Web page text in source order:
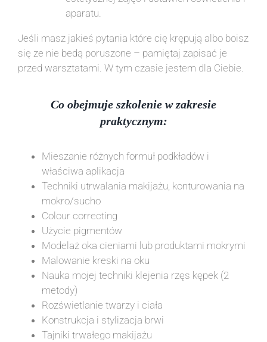
aparatu.
Jeśli masz jakieś pytania które cię krępują albo boisz
się ze nie bedą poruszone – pamiętaj zapisać je
przed warsztatami. W tym czasie jestem dla Ciebie.
Co obejmuje szkolenie w zakresie
praktycznym:
Mieszanie różnych formuł podkładów i
właściwa aplikacja
Techniki utrwalania makijażu, konturowania na
mokro/sucho
Colour correcting
Użycie pigmentów
Modelaż oka cieniami lub produktami mokrymi
Malowanie kreski na oku
Nauka mojej techniki klejenia rzęs kępek (2
metody)
Rozświetlanie twarzy i ciała
Konstrukcja i stylizacja brwi
Tajniki trwałego makijażu